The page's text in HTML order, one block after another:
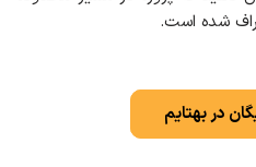
شده است.
در بهتایم